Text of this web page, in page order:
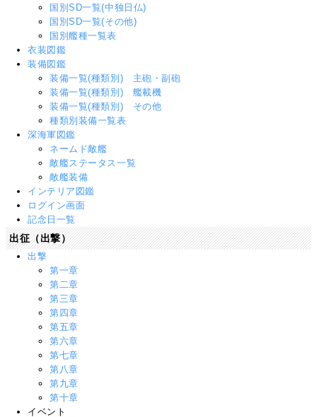
国別SD一覧(中独日仏)
国別SD一覧(その他)
国別艦種一覧表
衣装図鑑
装備図鑑
装備一覧(種類別) 主砲・副砲
装備一覧(種類別) 艦載機
装備一覧(種類別) その他
種類別装備一覧表
深海軍図鑑
ネームド敵艦
敵艦ステータス一覧
敵艦装備
インテリア図鑑
ログイン画面
記念日一覧
出征（出撃）
出撃
第一章
第二章
第三章
第四章
第五章
第六章
第七章
第八章
第九章
第十章
イベント